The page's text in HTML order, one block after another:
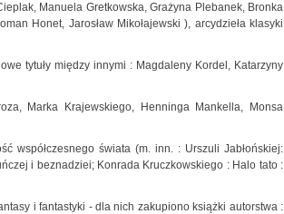
Manuela Gretkowska, Grażyna Plebanek, Bronka
Honet, Jarosław Mikołajewski ), arcydzieła klasyki
tytuły między innymi : Magdaleny Kordel, Katarzyny
Marka Krajewskiego, Henninga Mankella, Monsa
współczesnego świata (m. inn. : Urszuli Jabłońskiej:
i beznadziei; Konrada Kruczkowskiego : Halo tato :
i fantastyki - dla nich zakupiono książki autorstwa :